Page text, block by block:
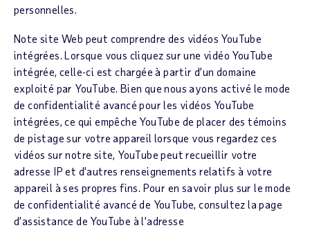
personnelles.
Note site Web peut comprendre des vidéos YouTube
intégrées. Lorsque vous cliquez sur une vidéo YouTube
intégrée, celle-ci est chargée à partir d’un domaine
exploité par YouTube. Bien que nous ayons activé le mode
de confidentialité avancé pour les vidéos YouTube
intégrées, ce qui empêche YouTube de placer des témoins
de pistage sur votre appareil lorsque vous regardez ces
vidéos sur notre site, YouTube peut recueillir votre
adresse IP et d’autres renseignements relatifs à votre
appareil à ses propres fins. Pour en savoir plus sur le mode
de confidentialité avancé de YouTube, consultez la page
d’assistance de YouTube à l’adresse